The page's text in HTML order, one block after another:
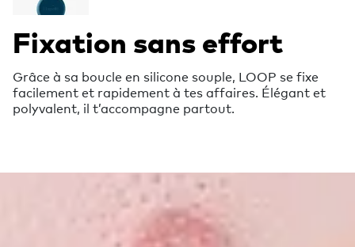
Fixation sans effort
Grâce à sa boucle en silicone souple, LOOP se fixe
facilement et rapidement à tes affaires. Élégant et
polyvalent, il t’accompagne partout.